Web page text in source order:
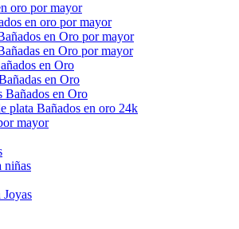
oro por mayor
en oro por mayor
en Oro por mayor
en Oro por mayor
en Oro
en Oro
Bañados en Oro
plata Bañados en oro 24k
mayor
niñas
Joyas